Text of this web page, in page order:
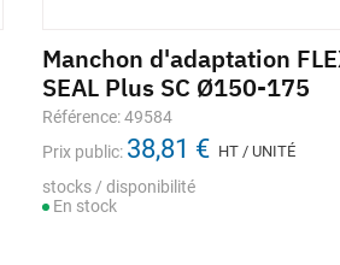
Manchon d'adaptation
SEAL Plus SC Ø150-175
Référence: 49584
Prix public: 38,81 € HT / UNITÉ
stocks / disponibilité
En stock